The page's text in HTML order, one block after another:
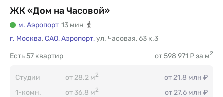
ЖК «Дом на Часовой»
м. Аэропорт 13 мин
г. Москва,САО,Аэропорт,ул. Часовая,63 к.3
57 квартир
Есть от 598 971 ₽ за м2
Студии от 28.2 м2
от 21.8 млн ₽
1-комн.
от 36.8 м2
от 27.6 млн ₽